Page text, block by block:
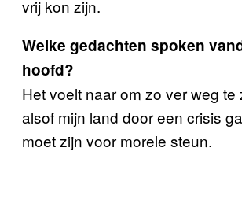
vrij kon zijn.
Welke gedachten spoken
hoofd?
Het voelt naar om zo ver weg te
alsof mijn land door een crisis
moet zijn voor morele steun.